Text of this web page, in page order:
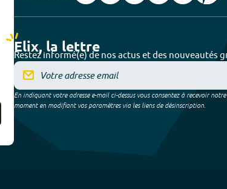
Elix, la lettre
Restez informé(e) de nos actus et des nouveautés
En indiquant votre adresse e-mail ci-dessus vous consentez à recevoir
moment en modifiant vos paramètres via les liens de désinscription.